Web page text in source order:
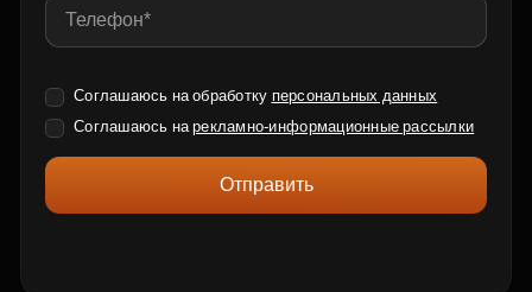
Соглашаюсь на обработку персональных данных
Соглашаюсь нарекламно-информационные рассылки
Отправить